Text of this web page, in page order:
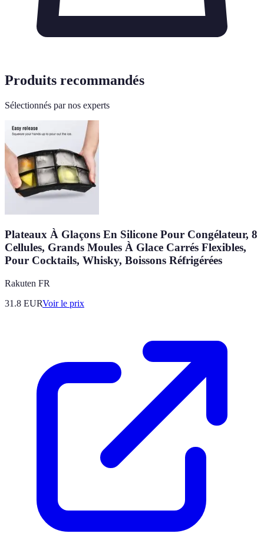
Produits recommandés
Sélectionnés par nos experts
Plateaux À Glaçons En Silicone Pour Congélateur, 8
Cellules, Grands Moules À Glace Carrés Flexibles,
Pour Cocktails, Whisky, Boissons Réfrigérées
Rakuten FR
31.8 EURVoir le prix